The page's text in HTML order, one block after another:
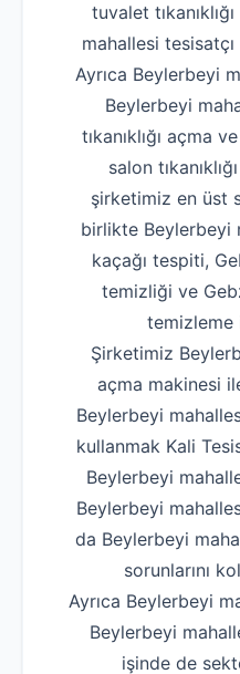
tuvalet
mahallesi
Ayrıca Beylerbeyi
Beylerbeyi
tıkanıklığı açma
salon
şirketimiz en üst
birlikte Beylerbeyi
kaçağı tespiti,
temizliği ve
temizleme
Şirketimiz
açma makinesi
Beylerbeyi
kullanmak Kali
Beylerbeyi
Beylerbeyi
da Beylerbeyi
sorunlarını
Ayrıca Beylerbeyi
Beylerbeyi
işinde de